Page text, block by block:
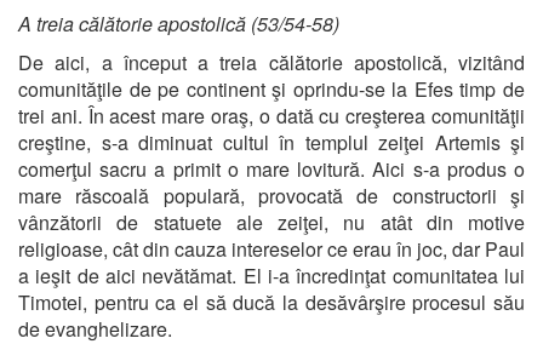
A treia călătorie apostolică (53/54-58)
De aici, a început a treia călătorie apostolică, vizitând
comunităţile de pe continent şi oprindu-se la Efes timp de
trei ani. În acest mare oraş, o dată cu creşterea comunităţii
creştine, s-a diminuat cultul în templul zeiţei Artemis şi
comerţul sacru a primit o mare lovitură. Aici s-a produs o
mare răscoală populară, provocată de constructorii şi
vânzătorii de statuete ale zeiţei, nu atât din motive
religioase, cât din cauza intereselor ce erau în joc, dar Paul
a ieşit de aici nevătămat. El i-a încredinţat comunitatea lui
Timotei, pentru ca el să ducă la desăvârşire procesul său
de evanghelizare.